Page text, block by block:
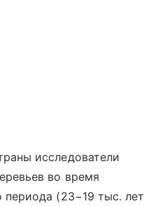
исследователи
во время
периода (23−19 тыс. лет